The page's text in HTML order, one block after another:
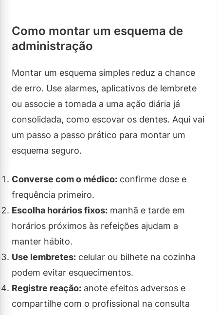
Como montar um esquema de
administração
Montar um esquema simples reduz a chance
de erro. Use alarmes, aplicativos de lembrete
ou associe a tomada a uma ação diária já
consolidada, como escovar os dentes. Aqui vai
um passo a passo prático para montar um
esquema seguro.
Converse com o médico: confirme dose e
frequência primeiro.
Escolha horários fixos: manhã e tarde em
horários próximos às refeições ajudam a
manter hábito.
Use lembretes: celular ou bilhete na cozinha
podem evitar esquecimentos.
Registre reação: anote efeitos adversos e
compartilhe com o profissional na consulta